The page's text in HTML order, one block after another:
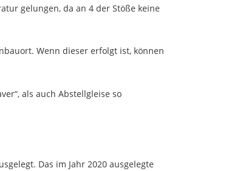
gelungen, da an 4 der Stöße keine
Wenn dieser erfolgt ist, können
als auch Abstellgleise so
Das im Jahr 2020 ausgelegte